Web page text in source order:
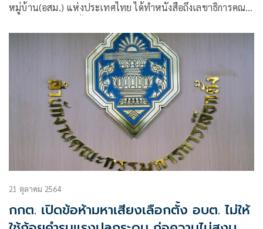
หมู่บ้าน(อสม.) แห่งประเทศไทย ได้ทำหนังสือถึงเลขาธิการคณะ
พิจารณา ทบทวนหนังสือคำสั่งให้อาสา
21 ตุลาคม 2564
กกต. เปิดข้อห้ามหาเสียงเลือกตั้ง อบต. ไม่ให้